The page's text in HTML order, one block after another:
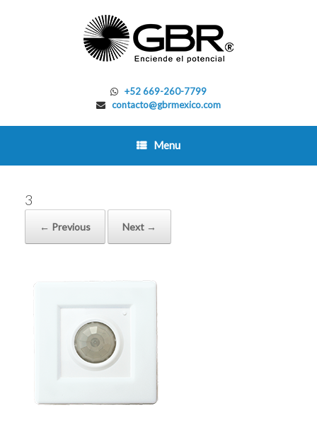
+52 669-260-7799
contacto@gbrmexico.com
Menu
3
← Previous Next →